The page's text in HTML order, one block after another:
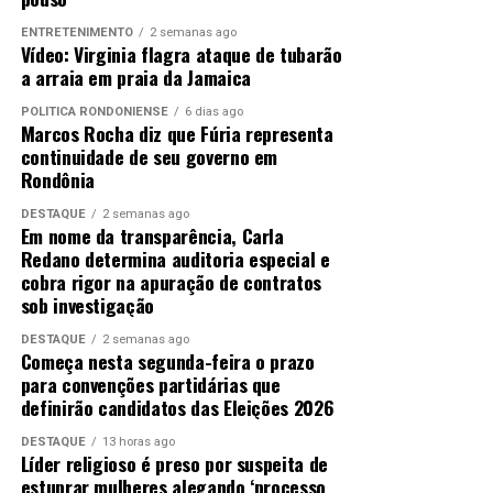
ENTRETENIMENTO 2 semanas ago
Vídeo: Virginia flagra ataque de tubarão
a arraia em praia da Jamaica
POLÍTICA RONDONIENSE 6 dias ago
Marcos Rocha diz que Fúria representa
continuidade de seu governo em
Rondônia
DESTAQUE 2 semanas ago
Em nome da transparência, Carla
Redano determina auditoria especial e
cobra rigor na apuração de contratos
sob investigação
DESTAQUE 2 semanas ago
Começa nesta segunda-feira o prazo
para convenções partidárias que
definirão candidatos das Eleições 2026
DESTAQUE 13 horas ago
Líder religioso é preso por suspeita de
estuprar mulheres alegando ‘processo